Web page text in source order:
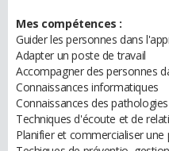
Mes compétences :
Guider les personnes dans
Adapter un poste de travail
Accompagner des personnes
Connaissances informatiques
Connaissances des
Techniques d'écoute et de
Planifier et commercialiser une